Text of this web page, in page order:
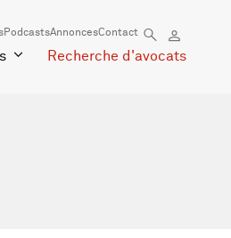
PodcastsAnnoncesContact
Recherche d'avocats